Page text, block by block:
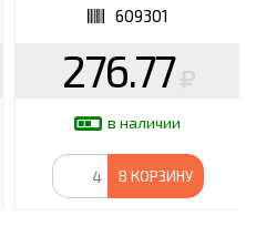
609301
276.77
в наличии
В КОРЗИНУ